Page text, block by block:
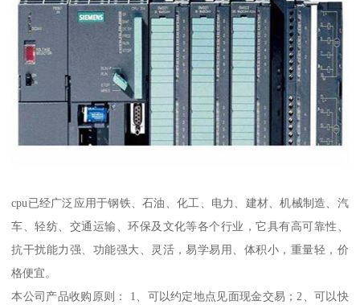
cpu已经广泛应用于钢铁、石油、化工、电力、建材、机械制造、汽
车、轻纺、交通运输、环保及文化等各个行业，它具有高可靠性、
抗干扰能力强、功能强大、灵活，易学易用、体积小，重量轻，价
格便宜。
本公司产品收购原则： 1、可以约定地点见面现金交易；2、可以快